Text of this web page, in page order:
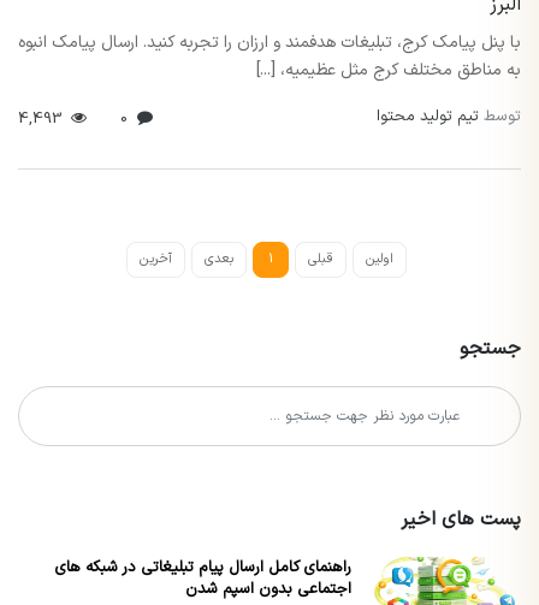
با پنل پیامک کرج، تبلیغات هدفمند و ارزان را تجربه کنید. ارسال پیامک انبوه
به مناطق مختلف کرج مثل عظیمیه، [...]
توسط تیم تولید محتوا
اولین قبلی 1 بعدی آخرین
جستجو
پست های اخیر
راهنمای کامل ارسال پیام تبلیغاتی در شبکه های
اجتماعی بدون اسپم شدن